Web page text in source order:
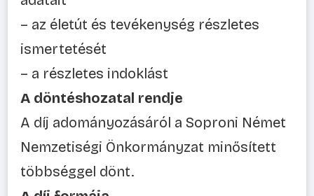
– az életút és tevékenység részletes
ismertetését
– a részletes indoklást
A döntéshozatal rendje
A díj adományozásáról a Soproni Német
Nemzetiségi Önkormányzat minősített
többséggel dönt.